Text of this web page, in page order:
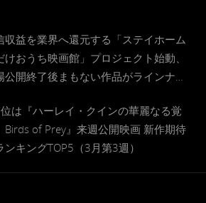
収益を業界へ還元する「ステイホーム
けおうち映画館」プロジェクト始動、
公開終了後まもない作品がラインナッ
は『ハーレイ・クインの華麗なる覚
of Prey』来週公開映画 新作期待
ンキングTOP5（3月第3週）